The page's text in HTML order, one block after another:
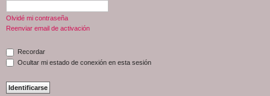
Olvidé mi contraseña
Reenviar email de activación
Recordar
Ocultar mi estado de conexión en esta sesión